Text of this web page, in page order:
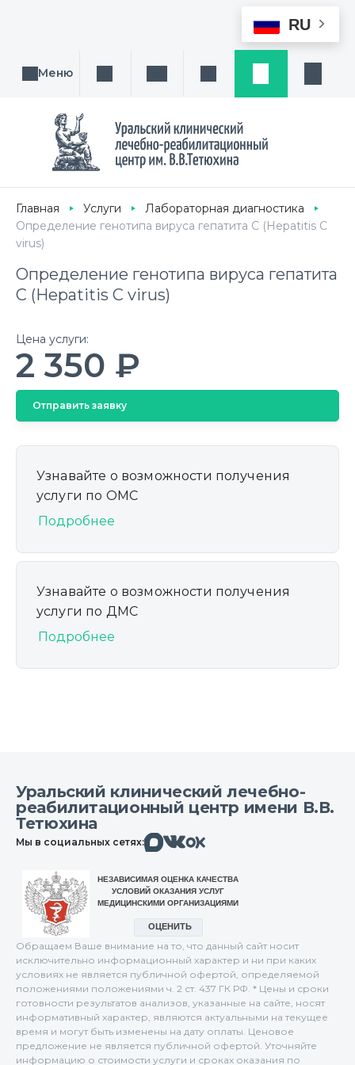
RU
Меню Поиск услуги, направления или врача
Написать намЗаказ звонка
Главная Услуги
Лабораторная диагностика
Определение генотипа вируса гепатита C (Hepatitis C
virus)
Определение генотипа вируса гепатита
C (Hepatitis C virus)
Цена услуги:
2 350 ₽
Отправить заявку
Узнавайте о возможности получения
услуги по ОМС
Подробнее
Узнавайте о возможности получения
услуги по ДМС
Подробнее
Уральский клинический лечебно-
реабилитационный центр имени В.В.
Тетюхина
Мы в социальных сетях:МаксВконтактеОдноклассники
Обращаем Ваше внимание на то, что данный сайт носит
исключительно информационный характер и ни при каких
условиях не является публичной офертой, определяемой
положениями положениями ч. 2 ст. 437 ГК РФ. * Цены и сроки
готовности результатов анализов, указанные на сайте, носят
информативный характер, являются актуальными на текущее
время и могут быть изменены на дату оплаты. Ценовое
предложение не является публичной офертой. Уточняйте
информацию о стоимости услуги и сроках оказания по